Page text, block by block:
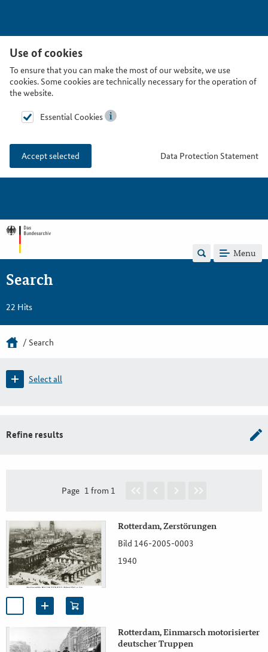
Use of cookies
To ensure that you can make the most of our website, we use
cookies. Some cookies are technically necessary for the operation of
the website.
Essential Cookies
Accept selected Data Protection Statement
Menu
Search
22 Hits
Search
Select all
Refine results
Page 1 from 1
Rotterdam, Zerstörungen
Bild 146-2005-0003
1940
Rotterdam, Einmarsch motorisierter
deutscher Truppen